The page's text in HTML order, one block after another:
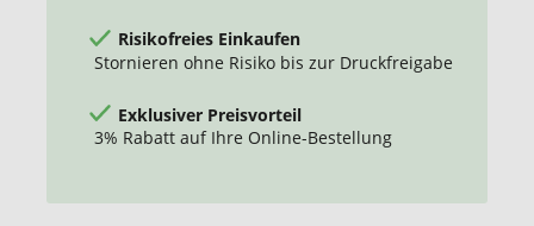
Risikofreies Einkaufen
Stornieren ohne Risiko bis zur Druckfreigabe
Exklusiver Preisvorteil
3% Rabatt auf Ihre Online-Bestellung